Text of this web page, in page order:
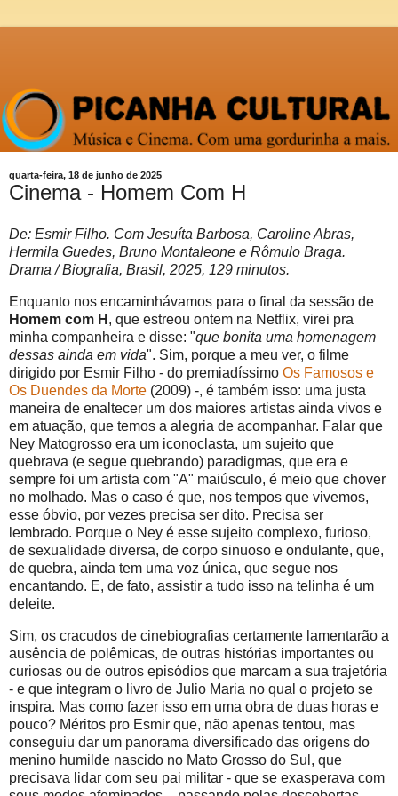
quarta-feira, 18 de junho de 2025
Cinema - Homem Com H
De: Esmir Filho. Com Jesuíta Barbosa, Caroline Abras,
Hermila Guedes, Bruno Montaleone e Rômulo Braga.
Drama / Biografia, Brasil, 2025, 129 minutos.
Enquanto nos encaminhávamos para o final da sessão de
Homem com H , que estreou ontem na Netflix, virei pra
minha companheira e disse: "que bonita uma homenagem
dessas ainda em vida". Sim, porque a meu ver, o filme
dirigido por Esmir Filho - do premiadíssimo Os Famosos e
Os Duendes da Morte (2009) -, é também isso: uma justa
maneira de enaltecer um dos maiores artistas ainda vivos e
em atuação, que temos a alegria de acompanhar. Falar que
Ney Matogrosso era um iconoclasta, um sujeito que
quebrava (e segue quebrando) paradigmas, que era e
sempre foi um artista com "A" maiúsculo, é meio que chover
no molhado. Mas o caso é que, nos tempos que vivemos,
esse óbvio, por vezes precisa ser dito. Precisa ser
lembrado. Porque o Ney é esse sujeito complexo, furioso,
de sexualidade diversa, de corpo sinuoso e ondulante, que,
de quebra, ainda tem uma voz única, que segue nos
encantando. E, de fato, assistir a tudo isso na telinha é um
deleite.
Sim, os cracudos de cinebiografias certamente lamentarão a
ausência de polêmicas, de outras histórias importantes ou
curiosas ou de outros episódios que marcam a sua trajetória
- e que integram o livro de Julio Maria no qual o projeto se
inspira. Mas como fazer isso em uma obra de duas horas e
pouco? Méritos pro Esmir que, não apenas tentou, mas
conseguiu dar um panorama diversificado das origens do
menino humilde nascido no Mato Grosso do Sul, que
precisava lidar com seu pai militar - que se exasperava com